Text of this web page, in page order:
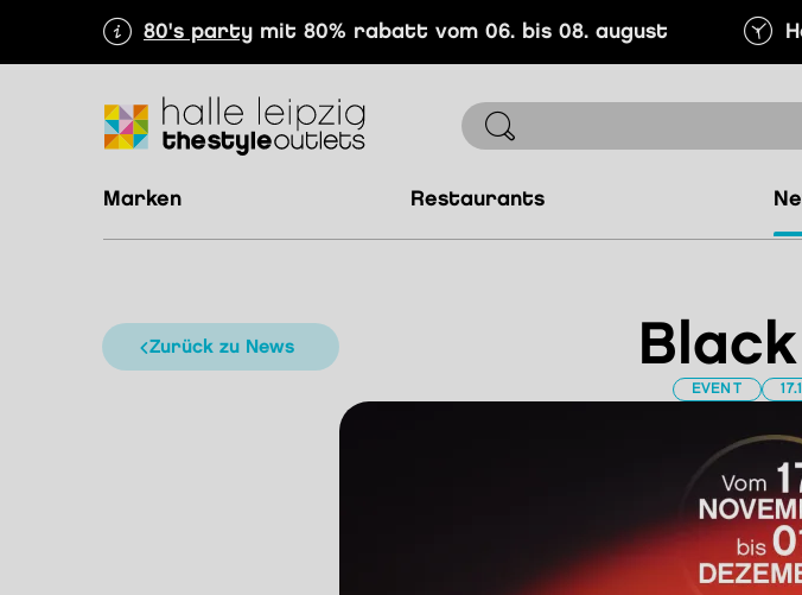
80's party mit 80% rabatt vom 06. bis 08. august
marken restaurants
Zurück zu News
EVENT